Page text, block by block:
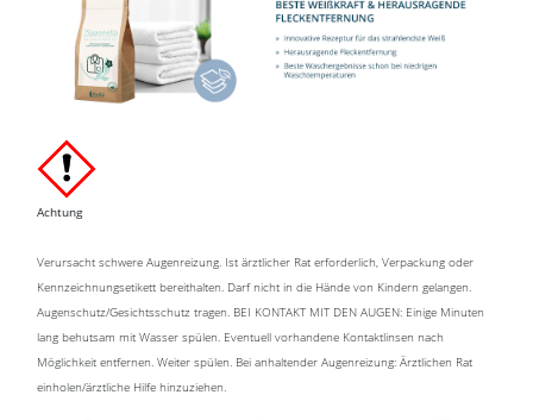
Achtung
Verursacht schwere Augenreizung. Ist ärztlicher Rat erforderlich, Verpackung oder
Kennzeichnungsetikett bereithalten. Darf nicht in die Hände von Kindern gelangen.
Augenschutz/Gesichtsschutz tragen. BEI KONTAKT MIT DEN AUGEN: Einige Minuten
lang behutsam mit Wasser spülen. Eventuell vorhandene Kontaktlinsen nach
Möglichkeit entfernen. Weiter spülen. Bei anhaltender Augenreizung: Ärztlichen Rat
einholen/ärztliche Hilfe hinzuziehen.